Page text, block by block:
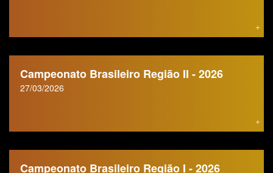
Campeonato Brasileiro Região II - 2026
27/03/2026
Campeonato Brasileiro Região I - 2026